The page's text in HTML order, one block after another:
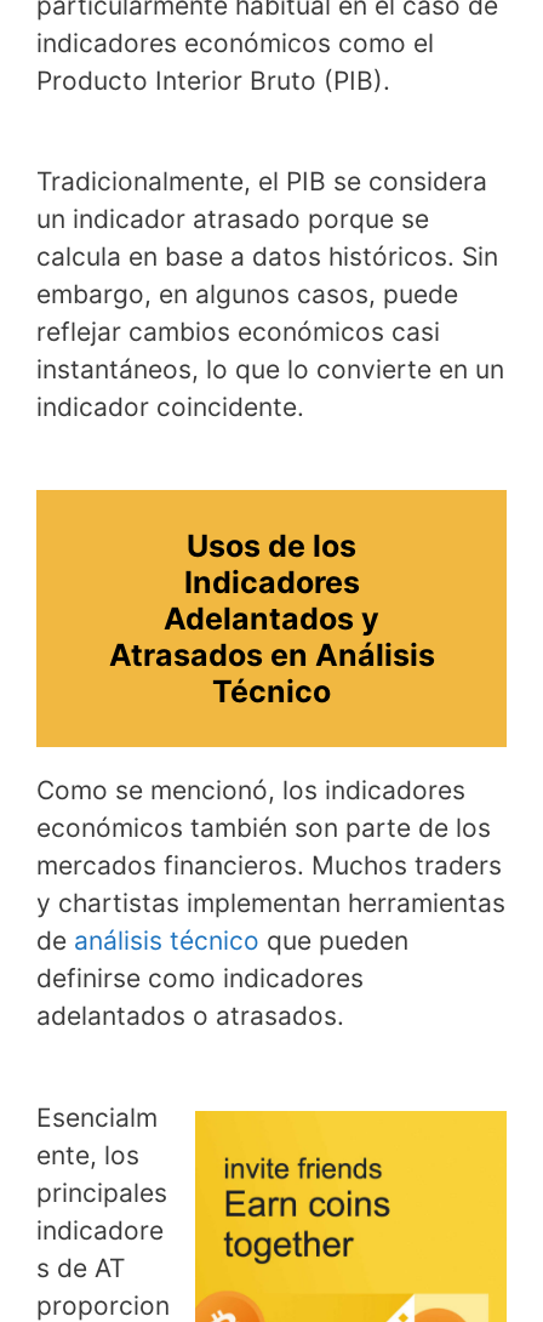
indicadores económicos como el
Producto Interior Bruto (PIB).
Tradicionalmente, el PIB se considera
un indicador atrasado porque se
calcula en base a datos históricos. Sin
embargo, en algunos casos, puede
reflejar cambios económicos casi
instantáneos, lo que lo convierte en un
indicador coincidente.
Usos de los
Indicadores
Adelantados y
Atrasados en Análisis
Técnico
Como se mencionó, los indicadores
económicos también son parte de los
mercados financieros. Muchos traders
y chartistas implementan herramientas
de análisis técnico que pueden
definirse como indicadores
adelantados o atrasados.
Esencialm
ente, los
principales
indicadore
s de AT
proporcion